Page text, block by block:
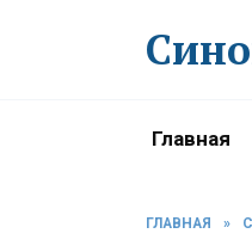
Главная
ГЛАВНАЯ »